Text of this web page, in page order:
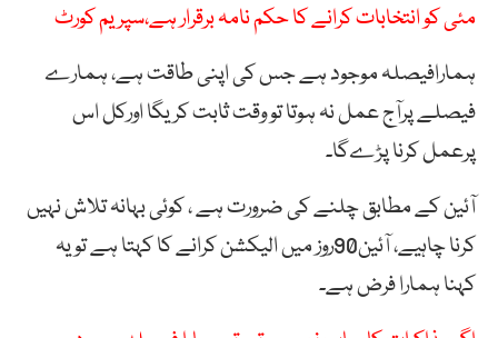
مئی کو انتخابات کرانے کا حکم نامہ برقرار ہے،سپریم کورٹ
ہمارافیصلہ موجود ہے جس کی اپنی طاقت ہے، ہمارے
فیصلے پرآج عمل نہ ہوتا تو وقت ثابت کریگا اورکل اس
پرعمل کرنا پڑےگا۔
آئین کے مطابق چلنے کی ضرورت ہے ، کوئی بہانہ تلاش نہیں
کرنا چاہیے، آئین90روز میں الیکشن کرانے کا کہتا ہے تو یہ
کہنا ہمارا فرض ہے۔